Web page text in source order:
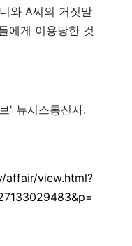
와 A씨의 거짓말
에게 이용당한 것
' 뉴시스통신사.
affair/view.html?